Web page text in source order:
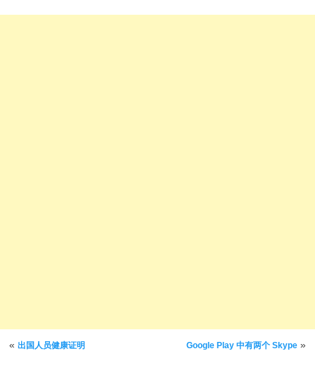
文章导航
«出国人员健康证明 Google Play 中有两个 Skype»